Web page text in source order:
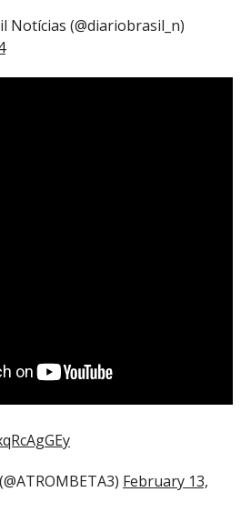
Notícias (@diariobrasil_n)
February 13,